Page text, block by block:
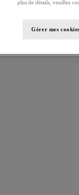
plus de détails, veuillez
Gérer mes